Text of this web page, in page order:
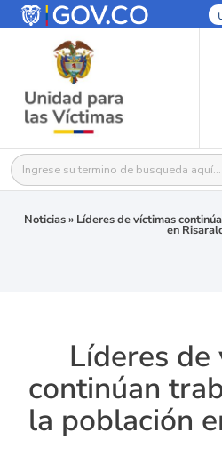
Buscar:
Noticias» Líderes de víctimas
en
Líderes de
continúan
la población